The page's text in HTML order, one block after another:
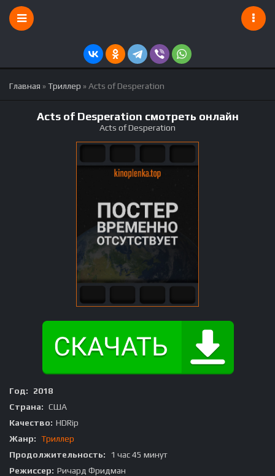
Главная »Триллер » Acts of Desperation
Acts of Desperation смотреть онлайн
Acts of Desperation
Год:
2018
Страна: США
Качество: HDRip
Жанр: Триллер
Продолжительность:
1 час 45 минут
Режиссер: Ричард Фридман